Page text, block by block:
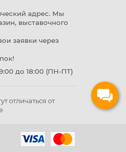
адрес. Мы
выставочного
заявки через
до 18:00 (ПН-ПТ)
отличаться от